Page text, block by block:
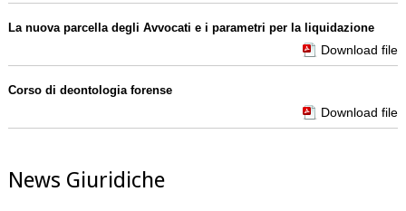
La nuova parcella degli Avvocati e i parametri per la liquidazione
Download file
Corso di deontologia forense
Download file
News Giuridiche